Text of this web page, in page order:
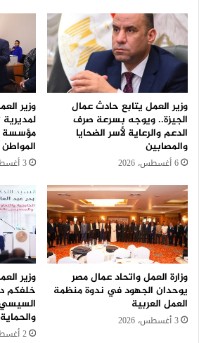
وزير العمل يتابع حادث عمال
الجيزة.. ويوجه بسرعة صرف
الدعم والرعاية لأسر الضحايا
والمصابين
6 أغسطس، 2026
وزير
لمديرية
مؤسسة
المواطن
3 أغسطس، 2026
وزارة العمل واتحاد عمال مصر
يوحدان الجهود في ندوة منظمة
العمل العربية
3 أغسطس، 2026
وزير
خلفكم
السيسي
والحماية
2 أغسطس، 2026